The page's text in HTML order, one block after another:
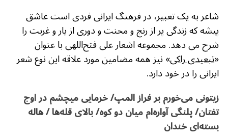
شاعر به یک تعبیر، در فرهنگ ایرانی فردی است عاشق
پیشه که زندگی پر از رنج و محنت و دوری از یار و غربت را
شرح می دهد. مجموعه اشعار علی فتح‌اللهی با عنوان
«تبعیدی راکی» نیز همه مضامین مورد علاقه این نوع شعر
ایرانی را در خود دارد.
زیتونی می‌خورم بر فراز المپ/ خرمایی میچشم در اوج
تفتان/ پلنگی آواره‌ام میان دو کوه/ بالای قله‌ها / هاله
بسته‌ای خندان